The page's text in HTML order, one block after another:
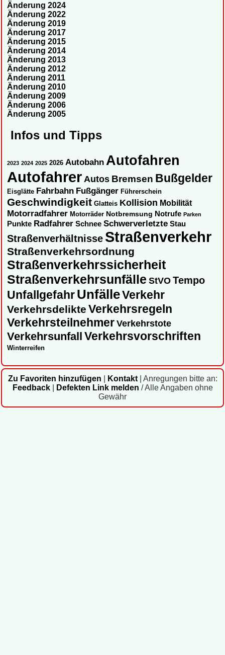
Änderung 2024
Änderung 2022
Änderung 2019
Änderung 2017
Änderung 2015
Änderung 2014
Änderung 2013
Änderung 2012
Änderung 2011
Änderung 2010
Änderung 2009
Änderung 2006
Änderung 2005
Infos und Tipps
2023 2024 2025 2026 Autobahn Autofahren
AutofahrerAutos Bremsen Bußgelder
Eisglätte Fahrbahn Fußgänger Führerschein
Geschwindigkeit Glatteis Kollision Mobilität
Motorradfahrer Motorräder Notbremsung Notrufe Parken
Punkte Radfahrer Schnee Schwerverletzte Stau
Straßenverhältnisse Straßenverkehr
Straßenverkehrsordnung
Straßenverkehrssicherheit
Straßenverkehrsunfälle StVOTempo
UnfallgefahrUnfälleVerkehr
Verkehrsdelikte Verkehrsregeln
Verkehrsteilnehmer Verkehrstote
Verkehrsunfall Verkehrsvorschriften
Winterreifen
Zu Favoriten hinzufügen Kontakt| Anregungen bitte an:
Feedback| Defekten Link melden / Alle Angaben ohne
Gewähr